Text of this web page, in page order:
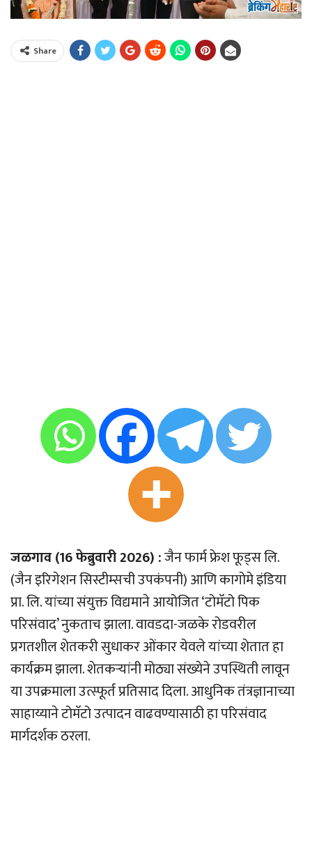
Share
जळगाव (16 फेब्रुवारी 2026) :जैन फार्म फ्रेश फूड्स लि.
(जैन इरिगेशन सिस्टीम्सची उपकंपनी) आणि कागोमे इंडिया
प्रा. लि. यांच्या संयुक्त विद्यमाने आयोजित ‘टोमॅटो पिक
परिसंवाद’ नुकताच झाला. वावडदा-जळके रोडवरील
प्रगतशील शेतकरी सुधाकर ओंकार येवले यांच्या शेतात हा
कार्यक्रम झाला. शेतकर्‍यांनी मोठ्या संख्येने उपस्थिती लावून
या उपक्रमाला उत्स्फूर्त प्रतिसाद दिला. आधुनिक तंत्रज्ञानाच्या
साहाय्याने टोमॅटो उत्पादन वाढवण्यासाठी हा परिसंवाद
मार्गदर्शक ठरला.